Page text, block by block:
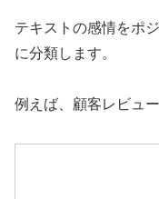
テキストの感情をポ
に分類します。
例えば、顧客レビュ